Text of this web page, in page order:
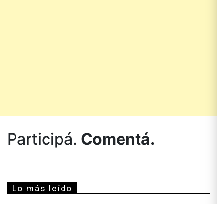
Participá. Comentá.
Lo más leído